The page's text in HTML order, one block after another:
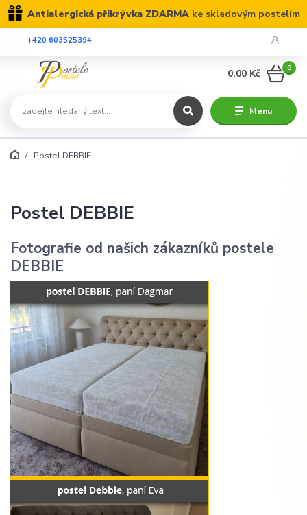
Antialergická přikrývka ZDARMAke skladovým postelím
Menu
+420 603525394
0
0,00 Kč
Postel DEBBIE
Postel DEBBIE
Fotografie od našich zákazníků postele
DEBBIE